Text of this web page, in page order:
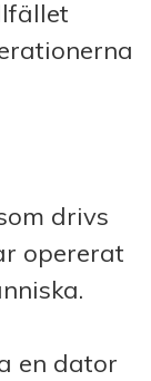
drivs
opererat
en dator